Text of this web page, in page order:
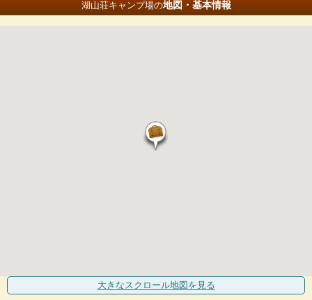
湖山荘キャンプ場の地図・基本情報
大きなスクロール地図 を見る